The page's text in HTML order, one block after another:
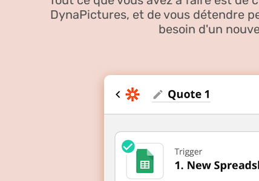
DynaPictures, et de vous détendre
besoin d'un